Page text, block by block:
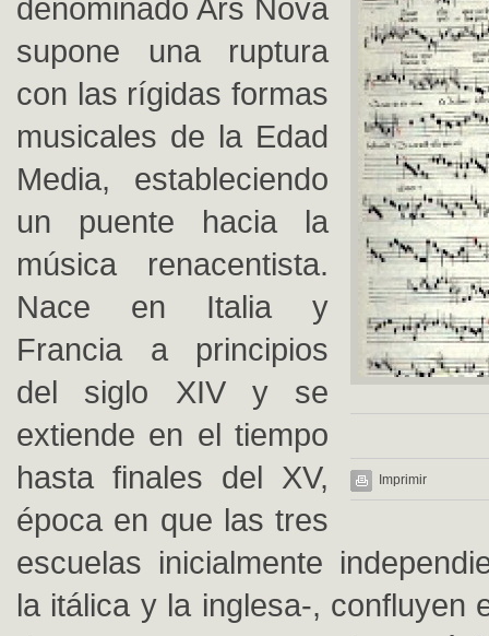
Imprimir
denominado Ars Nova
supone una ruptura
con las rígidas formas
musicales de la Edad
Media, estableciendo
un puente hacia la
música renacentista.
Nace en Italia y
Francia a principios
del siglo XIV y se
extiende en el tiempo
hasta finales del XV,
época en que las tres
escuelas inicialmente
la itálica y la inglesa-, confluyen